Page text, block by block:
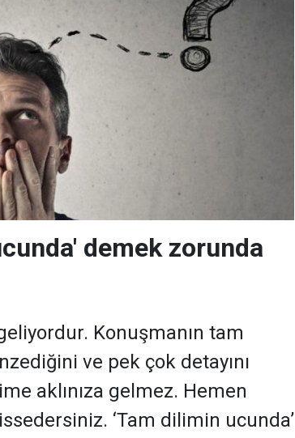
demek zorunda
Konuşmanın tam
ve pek çok detayını
aklınıza gelmez. Hemen
‘Tam dilimin ucunda’